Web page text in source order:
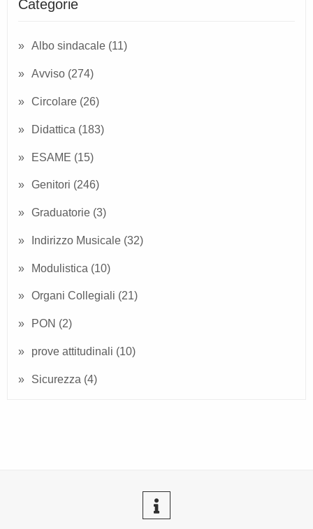
Categorie
Albo sindacale (11)
Avviso (274)
Circolare (26)
Didattica (183)
ESAME (15)
Genitori (246)
Graduatorie (3)
Indirizzo Musicale (32)
Modulistica (10)
Organi Collegiali (21)
PON (2)
prove attitudinali (10)
Sicurezza (4)